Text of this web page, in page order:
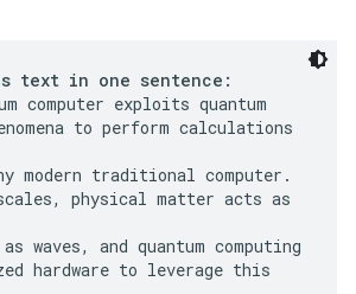
text in one sentence:
computer exploits quantum
to perform calculations
modern traditional computer.
physical matter acts as
waves, and quantum computing
hardware to leverage this